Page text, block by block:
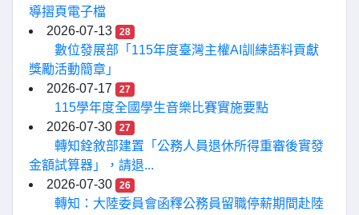
導摺頁電子檔
2026-07-13
28
數位發展部「115年度臺灣主權AI訓練語料貢獻
獎勵活動簡章」
2026-07-17
27
115學年度全國學生音樂比賽實施要點
2026-07-30
27
轉知銓敘部建置「公務人員退休所得重審後實發
金額試算器」，請退...
2026-07-30
26
轉知：大陸委員會函釋公務員留職停薪期間赴陸